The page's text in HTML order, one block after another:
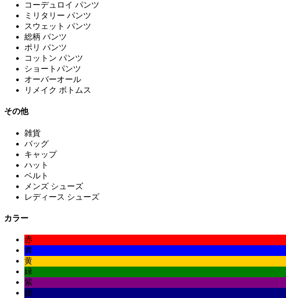
コーデュロイ パンツ
ミリタリー パンツ
スウェット パンツ
総柄 パンツ
ポリ パンツ
コットン パンツ
ショートパンツ
オーバーオール
リメイク ボトムス
その他
雑貨
バッグ
キャップ
ハット
ベルト
メンズ シューズ
レディース シューズ
カラー
赤
青
黄
緑
紫
紺